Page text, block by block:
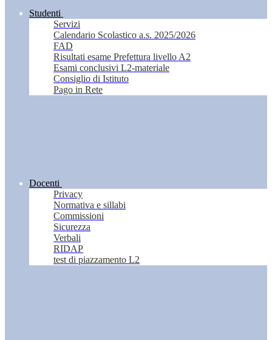
Studenti
Servizi
Calendario Scolastico a.s. 2025/2026
FAD
Risultati esame Prefettura livello A2
Esami conclusivi L2-materiale
Consiglio di Istituto
Pago in Rete
Docenti
Privacy
Normativa e sillabi
Commissioni
Sicurezza
Verbali
RIDAP
test di piazzamento L2